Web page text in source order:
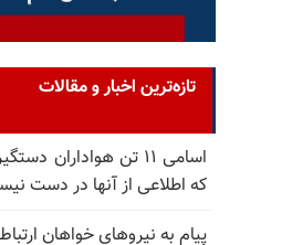
تازه‌ترین اخبار و مقالات
اسامی ۱۱ تن هواداران
که اطلاعی از آنها در دست
پیام به نیروهای خواهان ارتباط - ۱۸مرداد